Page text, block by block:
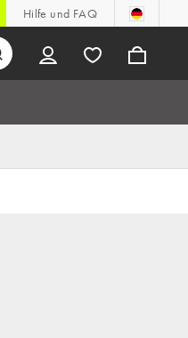
Hilfe und FAQ